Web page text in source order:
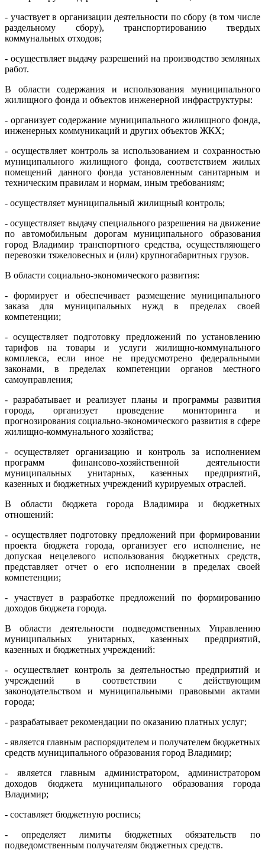
- участвует в организации деятельности по сбору (в том числе
раздельному сбору), транспортированию твердых
коммунальных отходов;
- осуществляет выдачу разрешений на производство земляных
работ.
В области содержания и использования муниципального
жилищного фонда и объектов инженерной инфраструктуры:
- организует содержание муниципального жилищного фонда,
инженерных коммуникаций и других объектов ЖКХ;
- осуществляет контроль за использованием и сохранностью
муниципального жилищного фонда, соответствием жилых
помещений данного фонда установленным санитарным и
техническим правилам и нормам, иным требованиям;
- осуществляет муниципальный жилищный контроль;
- осуществляет выдачу специального разрешения на движение
по автомобильным дорогам муниципального образования
город Владимир транспортного средства, осуществляющего
перевозки тяжеловесных и (или) крупногабаритных грузов.
В области социально-экономического развития:
- формирует и обеспечивает размещение муниципального
заказа для муниципальных нужд в пределах своей
компетенции;
- осуществляет подготовку предложений по установлению
тарифов на товары и услуги жилищно-коммунального
комплекса, если иное не предусмотрено федеральными
законами, в пределах компетенции органов местного
самоуправления;
- разрабатывает и реализует планы и программы развития
города, организует проведение мониторинга и
прогнозирования социально-экономического развития в сфере
жилищно-коммунального хозяйства;
- осуществляет организацию и контроль за исполнением
программ финансово-хозяйственной деятельности
муниципальных унитарных, казенных предприятий,
казенных и бюджетных учреждений курируемых отраслей.
В области бюджета города Владимира и бюджетных
отношений:
- осуществляет подготовку предложений при формировании
проекта бюджета города, организует его исполнение, не
допуская нецелевого использования бюджетных средств,
представляет отчет о его исполнении в пределах своей
компетенции;
- участвует в разработке предложений по формированию
доходов бюджета города.
В области деятельности подведомственных Управлению
муниципальных унитарных, казенных предприятий,
казенных и бюджетных учреждений:
- осуществляет контроль за деятельностью предприятий и
учреждений в соответствии с действующим
законодательством и муниципальными правовыми актами
города;
- разрабатывает рекомендации по оказанию платных услуг;
- является главным распорядителем и получателем бюджетных
средств муниципального образования город Владимир;
- является главным администратором, администратором
доходов бюджета муниципального образования города
Владимир;
- составляет бюджетную роспись;
- определяет лимиты бюджетных обязательств по
подведомственным получателям бюджетных средств.